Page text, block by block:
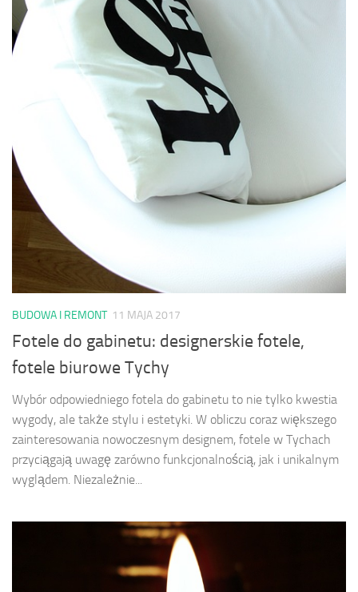
BUDOWA I REMONT 11 MAJA 2017
Fotele do gabinetu: designerskie fotele,
fotele biurowe Tychy
Wybór odpowiedniego fotela do gabinetu to nie tylko kwestia
wygody, ale także stylu i estetyki. W obliczu coraz większego
zainteresowania nowoczesnym designem, fotele w Tychach
przyciągają uwagę zarówno funkcjonalnością, jak i unikalnym
wyglądem. Niezależnie...